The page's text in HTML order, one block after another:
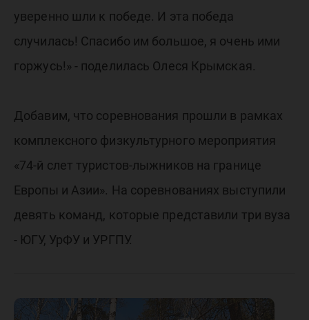
уверенно шли к победе. И эта победа
случилась! Спасибо им большое, я очень ими
горжусь!» - поделилась Олеся Крымская.
Добавим, что соревнования прошли в рамках
комплексного физкультурного мероприятия
«74-й слет туристов-лыжников на границе
Европы и Азии». На соревнованиях выступили
девять команд, которые представили три вуза
- ЮГУ, УрФУ и УРГПУ.